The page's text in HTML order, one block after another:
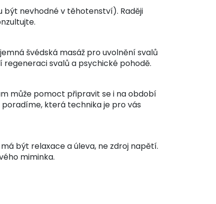
být nevhodné v těhotenství). Raději
švédská masáž pro uvolnění svalů
svalů a psychické pohodě.
může pomoct připravit se i na období
která technika je pro vás
být relaxace a úleva, ne zdroj napětí.
miminka.